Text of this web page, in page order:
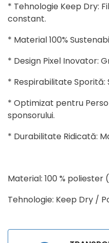
* Tehnologie Keep Dry:
constant.
* Material 100%
* Design Pixel Inovator:
* Respirabilitate
* Optimizat pentru
sponsorului.
* Durabilitate Ridicată:
Material: 100 %
Tehnologie: Keep Dry /